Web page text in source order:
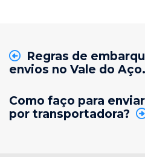
Regras de
envios no Vale do Aço.
Como faço para
por transportadora?